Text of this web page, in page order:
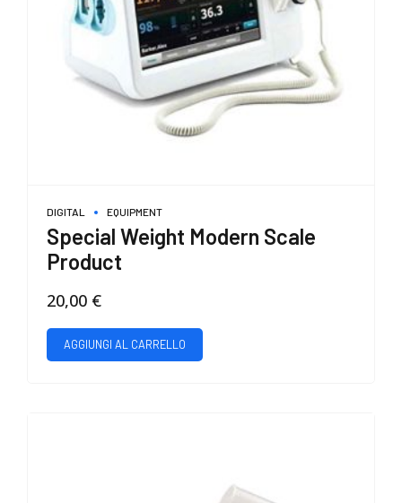
pagina
del
prodotto
DIGITAL EQUIPMENT
Special Weight Modern Scale
Product
20,00 €
AGGIUNGI AL CARRELLO